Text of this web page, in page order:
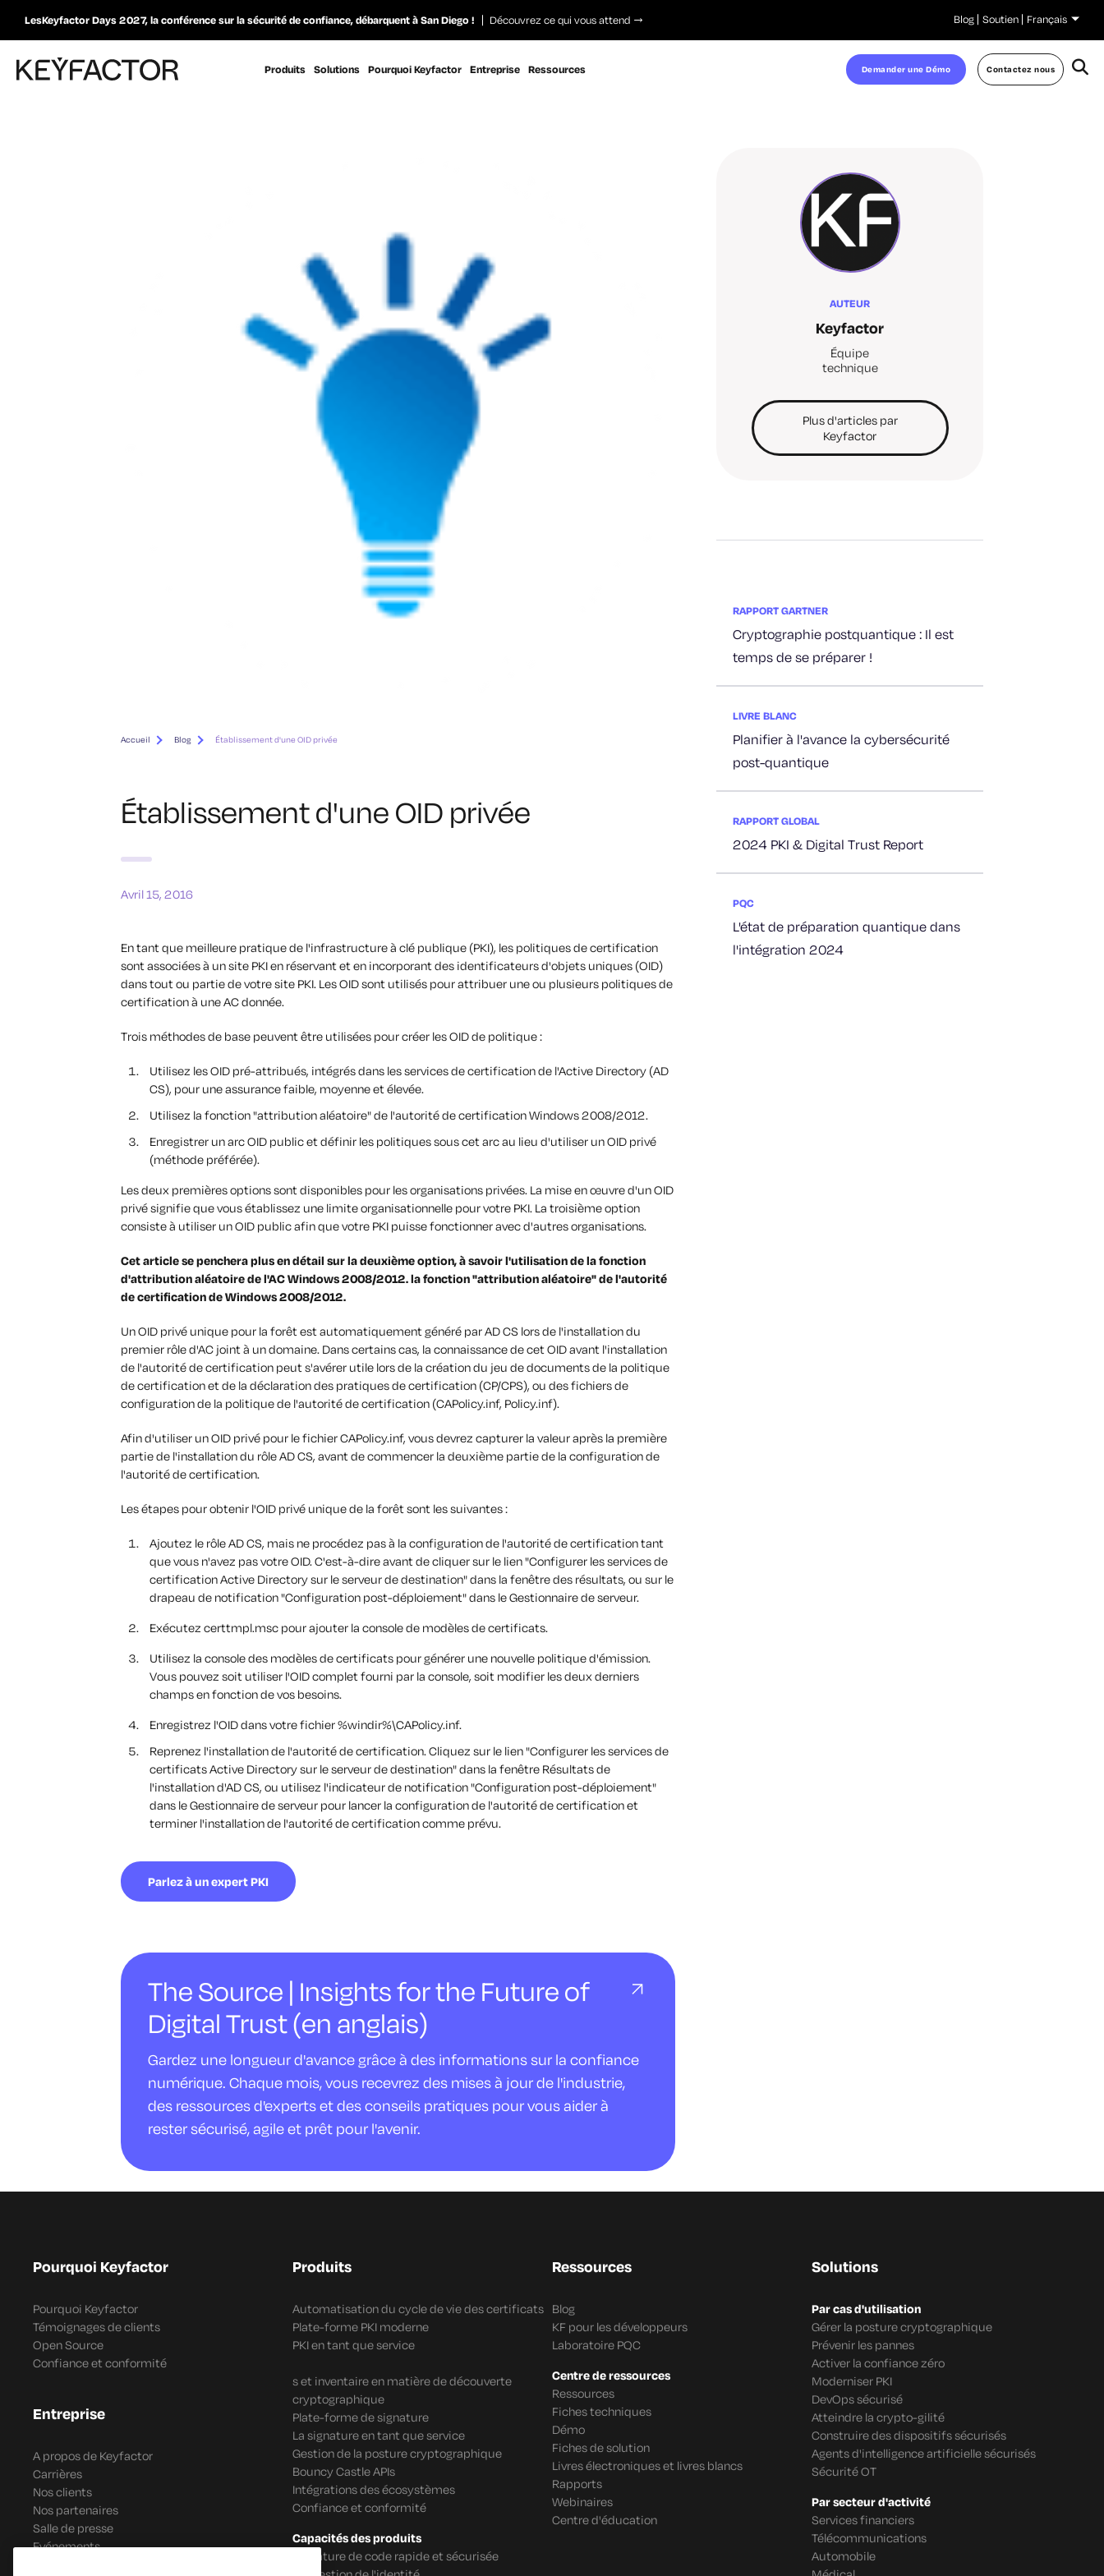
LesKeyfactor Days 2027, la conférence sur la sécurité de confiance, débarquent à San Diego ! Découvrez ce qui vous attend Blog Soutien Français
Produits Solutions Pourquoi Keyfactor Entreprise Ressources Demander une Démo Contactez nous
Accueil Blog Établissement d'une OID privée
Établissement d'une OID privée
Avril 15, 2016
En tant que meilleure pratique de l'infrastructure à clé publique (PKI), les politiques de certification
sont associées à un site PKI en réservant et en incorporant des identificateurs d'objets uniques (OID)
dans tout ou partie de votre site PKI. Les OID sont utilisés pour attribuer une ou plusieurs politiques de
certification à une AC donnée.
Trois méthodes de base peuvent être utilisées pour créer les OID de politique :
Utilisez les OID pré-attribués, intégrés dans les services de certification de l'Active Directory (AD
CS), pour une assurance faible, moyenne et élevée.
Utilisez la fonction "attribution aléatoire" de l'autorité de certification Windows 2008/2012.
Enregistrer un arc OID public et définir les politiques sous cet arc au lieu d'utiliser un OID privé
(méthode préférée).
Les deux premières options sont disponibles pour les organisations privées. La mise en œuvre d'un OID
privé signifie que vous établissez une limite organisationnelle pour votre PKI. La troisième option
consiste à utiliser un OID public afin que votre PKI puisse fonctionner avec d'autres organisations.
Cet article se penchera plus en détail sur la deuxième option, à savoir l'utilisation de la fonction
d'attribution aléatoire de l'AC Windows 2008/2012.la fonction "attribution aléatoire" de l'autorité
de certification de Windows 2008/2012.
Un OID privé unique pour la forêt est automatiquement généré par AD CS lors de l'installation du
premier rôle d'AC joint à un domaine. Dans certains cas, la connaissance de cet OID avant l'installation
de l'autorité de certification peut s'avérer utile lors de la création du jeu de documents de la politique
de certification et de la déclaration des pratiques de certification (CP/CPS), ou des fichiers de
configuration de la politique de l'autorité de certification (CAPolicy.inf, Policy.inf).
Afin d'utiliser un OID privé pour le fichier CAPolicy.inf, vous devrez capturer la valeur après la première
partie de l'installation du rôle AD CS, avant de commencer la deuxième partie de la configuration de
l'autorité de certification.
Les étapes pour obtenir l'OID privé unique de la forêt sont les suivantes :
Ajoutez le rôle AD CS, mais ne procédez pas à la configuration de l'autorité de certification tant
que vous n'avez pas votre OID. C'est-à-dire avant de cliquer sur le lien "Configurer les services de
certification Active Directory sur le serveur de destination" dans la fenêtre des résultats, ou sur le
drapeau de notification "Configuration post-déploiement" dans le Gestionnaire de serveur.
Exécutez certtmpl.msc pour ajouter la console de modèles de certificats.
Utilisez la console des modèles de certificats pour générer une nouvelle politique d'émission.
Vous pouvez soit utiliser l'OID complet fourni par la console, soit modifier les deux derniers
champs en fonction de vos besoins.
Enregistrez l'OID dans votre fichier %windir%\CAPolicy.inf.
Reprenez l'installation de l'autorité de certification. Cliquez sur le lien "Configurer les services de
certificats Active Directory sur le serveur de destination" dans la fenêtre Résultats de
l'installation d'AD CS, ou utilisez l'indicateur de notification "Configuration post-déploiement"
dans le Gestionnaire de serveur pour lancer la configuration de l'autorité de certification et
terminer l'installation de l'autorité de certification comme prévu.
Parlez à un expert PKI
The Source | Insights for the Future of
Digital Trust (en anglais)
Gardez une longueur d'avance grâce à des informations sur la confiance
numérique. Chaque mois, vous recevrez des mises à jour de l'industrie,
des ressources d'experts et des conseils pratiques pour vous aider à
rester sécurisé, agile et prêt pour l'avenir.
AUTEUR
Keyfactor
Équipe
technique
Plus d'articles par
Keyfactor
RAPPORT GARTNER
Cryptographie postquantique : Il est
temps de se préparer !
LIVRE BLANC
Planifier à l'avance la cybersécurité
post-quantique
RAPPORT GLOBAL
2024 PKI & Digital Trust Report
PQC
L'état de préparation quantique dans
l'intégration 2024
Pourquoi Keyfactor
Pourquoi Keyfactor
Témoignages de clients
Open Source
Confiance et conformité
Entreprise
A propos de Keyfactor
Carrières
Nos clients
Nos partenaires
Salle de presse
Evénements
Produits
Automatisation du cycle de vie des certificats
Plate-forme PKI moderne
PKI en tant que service
s et inventaire en matière de découverte
cryptographique
Plate-forme de signature
La signature en tant que service
Gestion de la posture cryptographique
Bouncy Castle APIs
Intégrations des écosystèmes
Confiance et conformité
Capacités des produits
Signature de code rapide et sécurisée
Ressources
Blog
KF pour les développeurs
Laboratoire PQC
Centre de ressources
Ressources
Fiches techniques
Démo
Fiches de solution
Livres électroniques et livres blancs
Rapports
Webinaires
Centre d'éducation
Solutions
Par cas d'utilisation
Gérer la posture cryptographique
Prévenir les pannes
Activer la confiance zéro
Moderniser PKI
DevOps sécurisé
Atteindre la crypto-gilité
Construire des dispositifs sécurisés
Agents d'intelligence artificielle sécurisés
Sécurité OT
Par secteur d'activité
Services financiers
Télécommunications
Automobile